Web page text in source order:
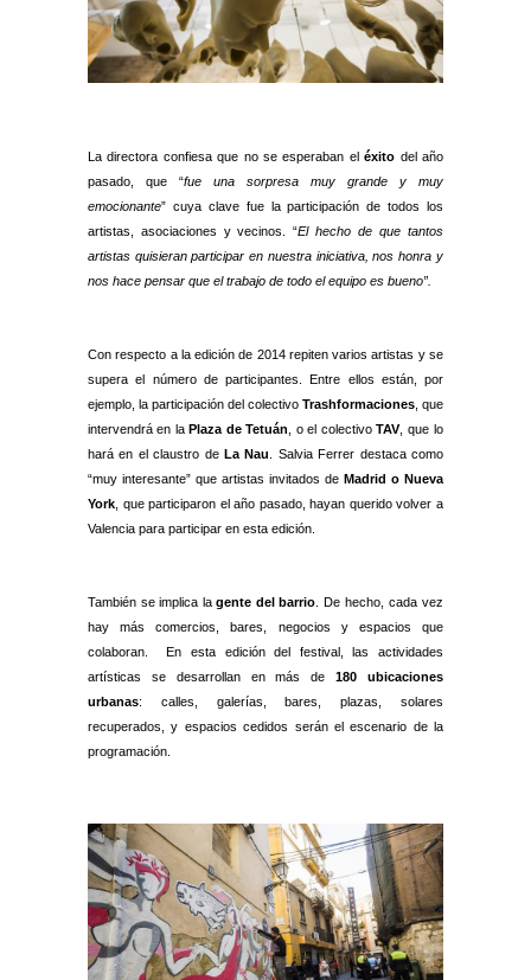
La directora confiesa que no se esperaban el éxito del año
pasado, que “fue una sorpresa muy grande y muy
emocionante” cuya clave fue la participación de todos los
artistas, asociaciones y vecinos. “El hecho de que tantos
artistas quisieran participar en nuestra iniciativa, nos honra y
nos hace pensar que el trabajo de todo el equipo es bueno”.
Con respecto a la edición de 2014 repiten varios artistas y se
supera el número de participantes. Entre ellos están, por
ejemplo, la participación del colectivo Trashformaciones , que
intervendrá en la Plaza de Tetuán , o el colectivo TAV, que lo
hará en el claustro de La Nau . Salvia Ferrer destaca como
“muy interesante” que artistas invitados de Madrid o Nueva
York , que participaron el año pasado, hayan querido volver a
Valencia para participar en esta edición.
También se implica la gente del barrio . De hecho, cada vez
hay más comercios, bares, negocios y espacios que
colaboran. En esta edición del festival, las actividades
artísticas se desarrollan en más de 180 ubicaciones
urbanas: calles, galerías, bares, plazas, solares
recuperados, y espacios cedidos serán el escenario de la
programación.